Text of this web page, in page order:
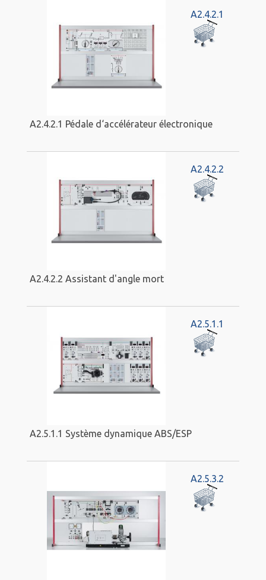
A2.4.2.1
A2.4.2.1 Pédale d‘accélérateur électronique
A2.4.2.2
A2.4.2.2 Assistant d'angle mort
A2.5.1.1
A2.5.1.1 Système dynamique ABS/ESP
A2.5.3.2